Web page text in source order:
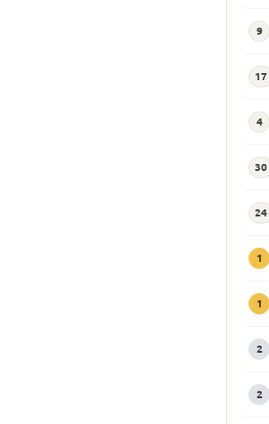
9
17
4
30
24
1
1
2
2